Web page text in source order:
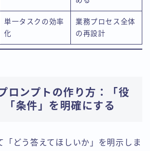
単一タスクの効率
化
業務プロセス全体
の再設計
ロンプトの作り方：
「役
「条件」を明確にする
「どう答えてほしいか」を明示しま